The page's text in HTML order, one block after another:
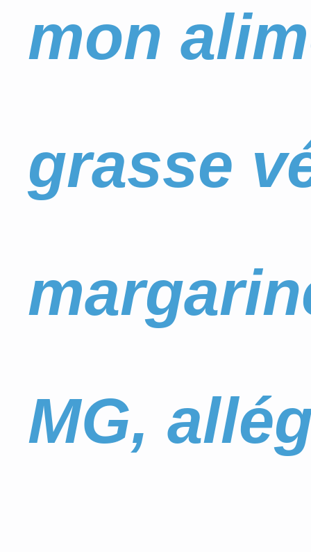
mon
grasse
MG,